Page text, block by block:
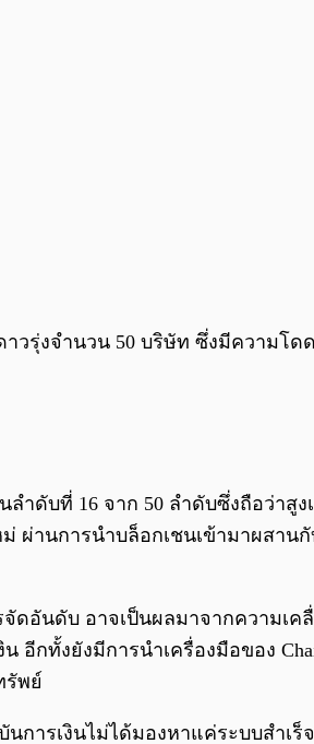
วรุ่งจำนวน 50 บริษัท ซึ่งมีความ
ลำดับที่ 16 จาก 50 ลำดับซึ่งถือว่
านการนำบล็อกเชนเข้ามาผสาน
ดอันดับ อาจเป็นผลมาจากความเค
อีกทั้งยังมีการนำเครื่องมือของ
รัพย์
บันการเงินไม่ได้มองหาแค่ระบบส